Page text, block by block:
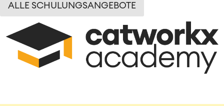
Atlassian Backup & Restore
ALLE SCHULUNGSANGEBOTE